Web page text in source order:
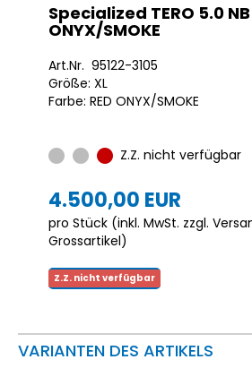
Specialized TERO 5.0 NB
ONYX/SMOKE
Art.Nr. 95122-3105
Größe: XL
Farbe: RED ONYX/SMOKE
Z.Z. nicht verfügbar
4.500,00 EUR
pro Stück (inkl. MwSt. zzgl.
Grossartikel)
Z.Z. nicht verfügbar
VARIANTEN DES ARTIKELS